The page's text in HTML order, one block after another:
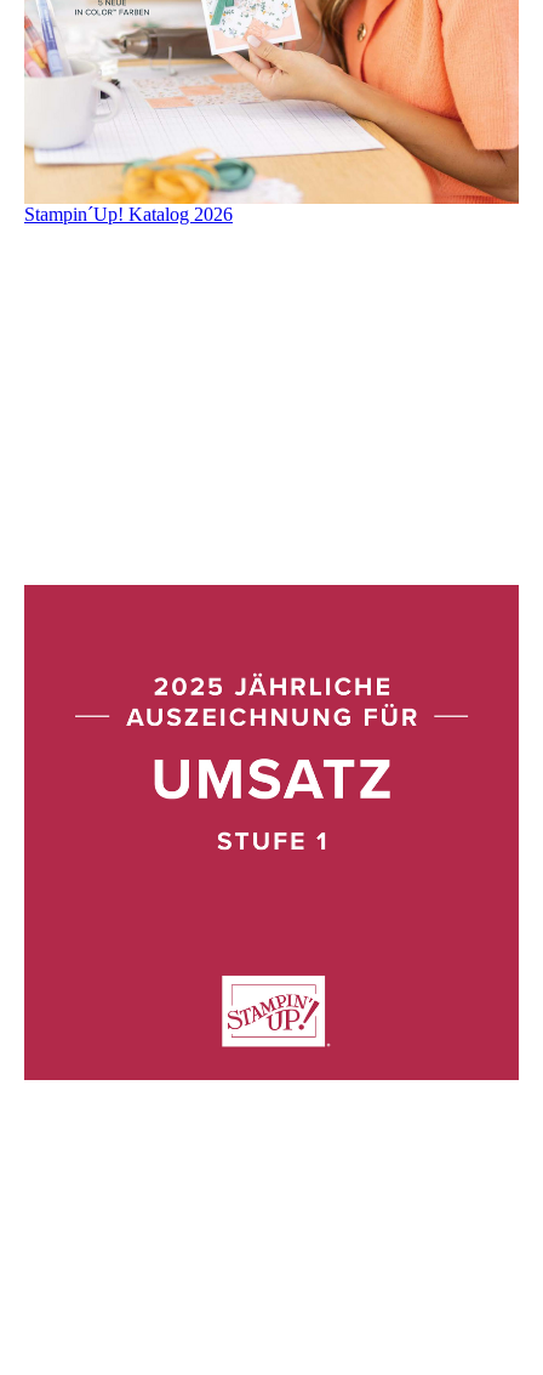
Stampin´Up! Katalog 2026